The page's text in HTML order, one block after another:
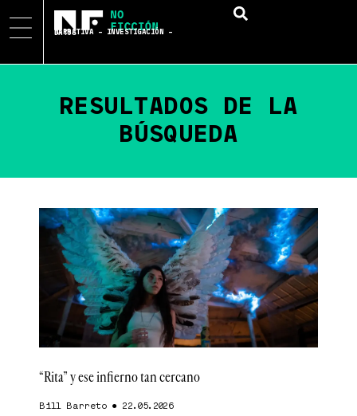
NARRATIVA – INVESTIGACIÓN – DATOS
RESULTADOS DE LA
BÚSQUEDA
“Rita” y ese infierno tan cercano
Bill Barreto 22.05.2026